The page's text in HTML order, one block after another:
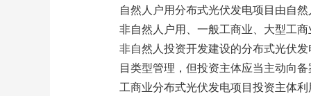
自然人户用分布式光伏发电项目由自
非自然人户用、一般工商业、大型工
非自然人投资开发建设的分布式光伏
目类型管理，但投资主体应当主动向
工商业分布式光伏发电项目投资主体